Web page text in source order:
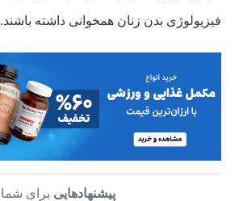
فیزیولوژی بدن زنان همخوانی داشته باشند.
پیشنهادهایی برای شما